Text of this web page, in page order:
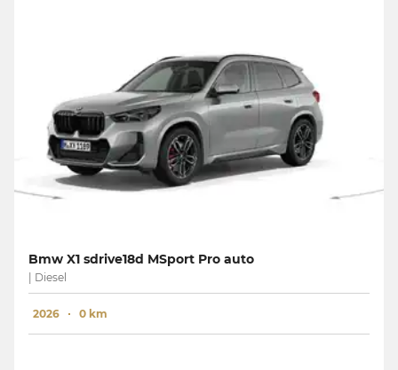
Bmw X1 sdrive18d MSport Pro auto
| Diesel
2026 0 km